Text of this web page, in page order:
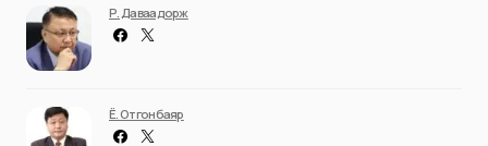
Р. Даваадорж
Ё. Отгонбаяр